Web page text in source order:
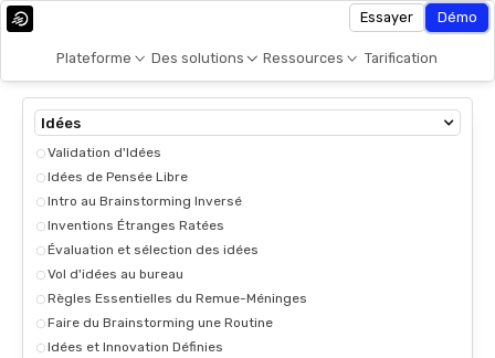
Plateforme Des solutions Ressources Tarification
Essayer Démo
Idées
Validation d'Idées
Idées de Pensée Libre
Intro au Brainstorming Inversé
Inventions Étranges Ratées
Évaluation et sélection des idées
Vol d'idées au bureau
Règles Essentielles du Remue-Méninges
Faire du Brainstorming une Routine
Idées et Innovation Définies